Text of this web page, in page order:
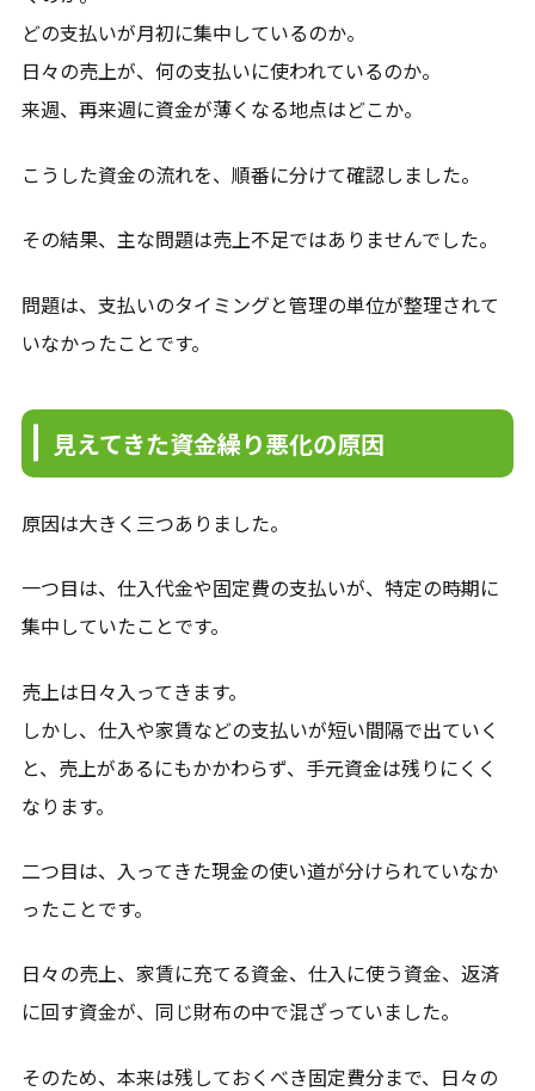
どの支払いが月初に集中しているのか。
日々の売上が、何の支払いに使われているのか。
来週、再来週に資金が薄くなる地点はどこか。
こうした資金の流れを、順番に分けて確認しました。
その結果、主な問題は売上不足ではありませんでした。
問題は、支払いのタイミングと管理の単位が整理されて
いなかったことです。
見えてきた資金繰り悪化の原因
原因は大きく三つありました。
一つ目は、仕入代金や固定費の支払いが、特定の時期に
集中していたことです。
売上は日々入ってきます。
しかし、仕入や家賃などの支払いが短い間隔で出ていく
と、売上があるにもかかわらず、手元資金は残りにくく
なります。
二つ目は、入ってきた現金の使い道が分けられていなか
ったことです。
日々の売上、家賃に充てる資金、仕入に使う資金、返済
に回す資金が、同じ財布の中で混ざっていました。
そのため、本来は残しておくべき固定費分まで、日々の